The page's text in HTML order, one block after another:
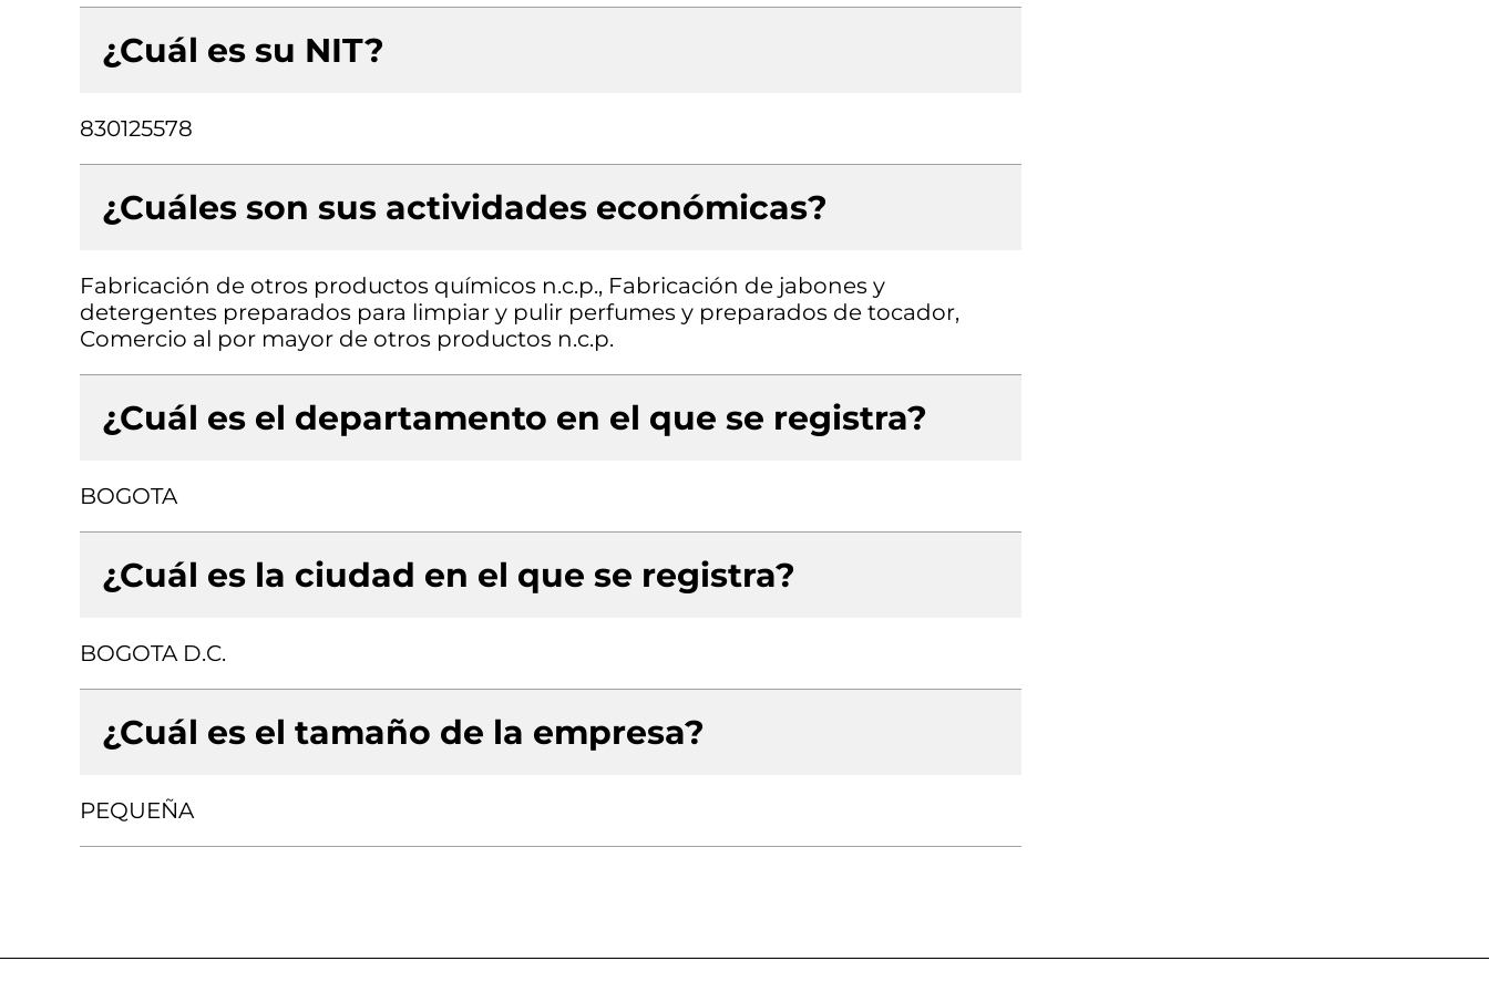
¿Cuál es su NIT?
830125578
¿Cuáles son sus actividades económicas?
Fabricación de otros productos químicos n.c.p., Fabricación de jabones y
detergentes preparados para limpiar y pulir perfumes y preparados de tocador,
Comercio al por mayor de otros productos n.c.p.
¿Cuál es el departamento en el que se registra?
BOGOTA
¿Cuál es la ciudad en el que se registra?
BOGOTA D.C.
¿Cuál es el tamaño de la empresa?
PEQUEÑA